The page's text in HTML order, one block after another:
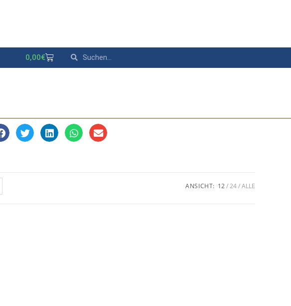
0,00€
ANSICHT: 12 24 ALLE